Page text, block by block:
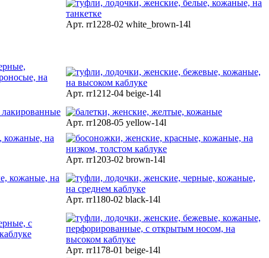
Арт. rr1228-02 white_brown-14l
Арт. rr1212-04 beige-14l
Арт. rr1208-05 yellow-14l
Арт. rr1203-02 brown-14l
Арт. rr1180-02 black-14l
Арт. rr1178-01 beige-14l